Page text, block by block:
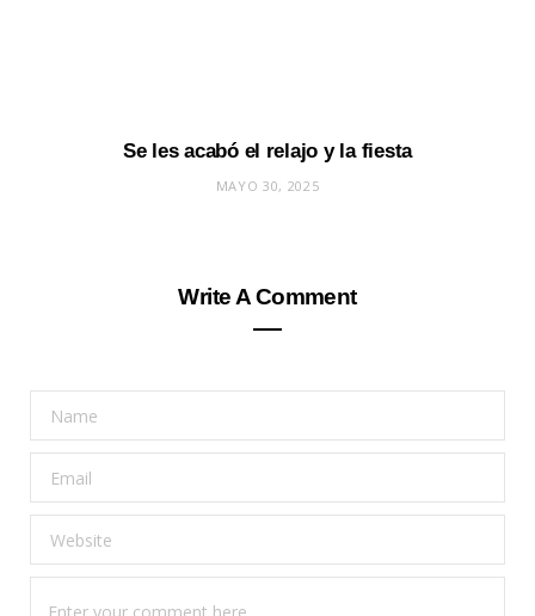
Se les acabó el relajo y la fiesta
MAYO 30, 2025
Write A Comment